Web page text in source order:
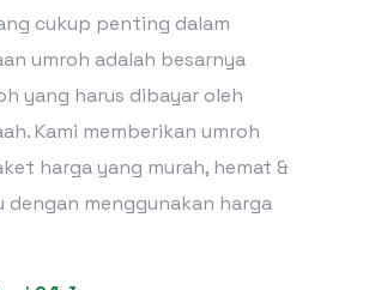
cukup penting dalam
umroh adalah besarnya
yang harus dibayar oleh
Kami memberikan umroh
harga yang murah, hemat &
dengan menggunakan harga